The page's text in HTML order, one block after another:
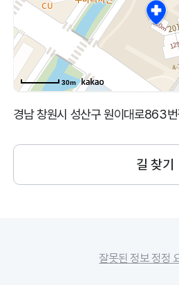
30m
경남 창원시 성산구 원이대로863
길 찾기
잘못된 정보 정정